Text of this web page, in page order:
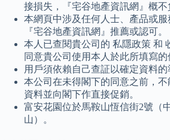
接損失，『宅谷地產資訊網』概不
本網頁中涉及任何人士、產品或
『宅谷地產資訊網』推薦或認可。
本人已查閱貴公司的 私隱政策 和
同意貴公司使用本人於此所填寫的
用戶須依賴自己查証以確定資料的
本公司在未得閣下的同意之前，不
資料並向閣下作直接促銷。
富安花園位於馬鞍山恆信街2號（
山）。